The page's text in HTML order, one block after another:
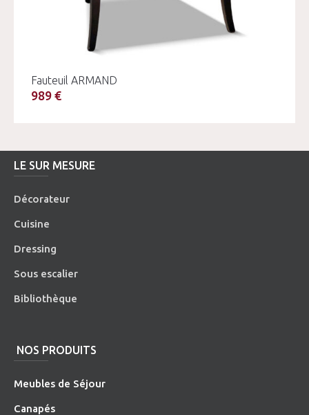
Fauteuil ARMAND
989 €
LE SUR MESURE
Décorateur
Cuisine
Dressing
Sous escalier
Bibliothèque
NOS PRODUITS
Meubles de Séjour
Canapés